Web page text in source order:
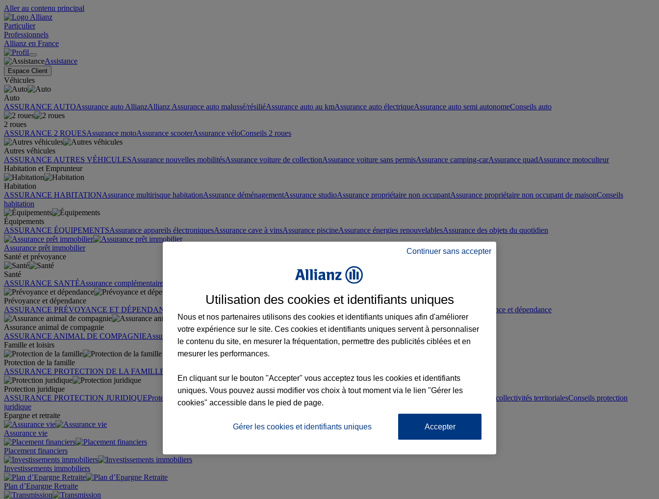
Aller au contenu principal
Particulier
Professionnels
Allianz en France
Assistance
Espace Client
Véhicules
Auto
ASSURANCE AUTOAssurance auto AllianzAllianz Assurance auto malussé/résiliéAssurance auto au kmAssurance auto électriqueAssurance auto semi autonomeConseils auto
2 roues
ASSURANCE 2 ROUESAssurance motoAssurance scooterAssurance véloConseils 2 roues
Autres véhicules
ASSURANCE AUTRES VÉHICULESAssurance nouvelles mobilitésAssurance voiture de collectionAssurance voiture sans permisAssurance camping-carAssurance quadAssurance motoculteur
Habitation et Emprunteur
Habitation
ASSURANCE HABITATIONAssurance multirisque habitationAssurance déménagementAssurance studioAssurance propriétaire non occupantAssurance propriétaire non occupant de maisonConseils
habitation
Équipements
ASSURANCE ÉQUIPEMENTSAssurance appareils électroniquesAssurance cave à vinsAssurance piscineAssurance énergies renouvelablesAssurance des objets du quotidien
Assurance prêt immobilier
Santé et prévoyance
Santé
ASSURANCE SANTÉAssurance complémentaire santé Conseils santé
Prévoyance et dépendance
ASSURANCE PRÉVOYANCE ET DÉPENDANCE
Conseils prévoyance et dépendance
Assurance animal de compagnie
ASSURANCE ANIMAL DE COMPAGNIEAssurance chien Assurance chat
Conseils animal de compagnie
Famille et loisirs
Protection de la famille
ASSURANCE PROTECTION DE LA FAMILLE
Protection juridique
ASSURANCE PROTECTION JURIDIQUEProtection juridique particuliers Protection juridique immobilière Protection juridique collectivités territorialesConseils protection
juridique
Epargne et retraite
Assurance vie
Placement financiers
Investissements immobiliers
Plan d’Epargne Retraite
Continuer sans accepter
Utilisation des cookies et identifiants uniques
Nous et nos partenaires utilisons des cookies et identifiants uniques afin d'améliorer
votre expérience sur le site. Ces cookies et identifiants uniques servent à personnaliser
le contenu du site, en mesurer la fréquentation, permettre des publicités ciblées et en
mesurer les performances.
En cliquant sur le bouton "Accepter" vous acceptez tous les cookies et identifiants
uniques. Vous pouvez aussi modifier vos choix à tout moment via le lien "Gérer les
cookies" accessible dans le pied de page.
Gérer les cookies et identifiants uniques Accepter